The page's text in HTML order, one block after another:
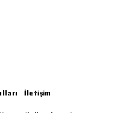
İletişim